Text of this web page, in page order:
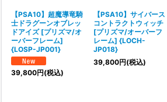
【PSA10】超魔導竜騎
士ドラグーンオブレッ
ドアイズ [プリズマ/オ
ーバーフレーム]
{LOSP-JP001}
39,800円(税込)
【PSA10】サイバース
コントラクトウィッチ
[プリズマ/オーバーフ
レーム] {LOCH-
JP018}
39,800円(税込)